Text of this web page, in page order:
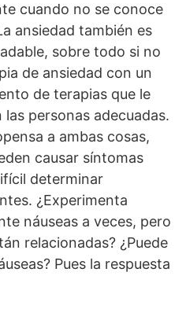
cuando no se conoce
ansiedad también es
sobre todo si no
de ansiedad con un
de terapias que le
personas adecuadas.
a ambas cosas,
causar síntomas
determinar
¿Experimenta
náuseas a veces, pero
relacionadas? ¿Puede
Pues la respuesta